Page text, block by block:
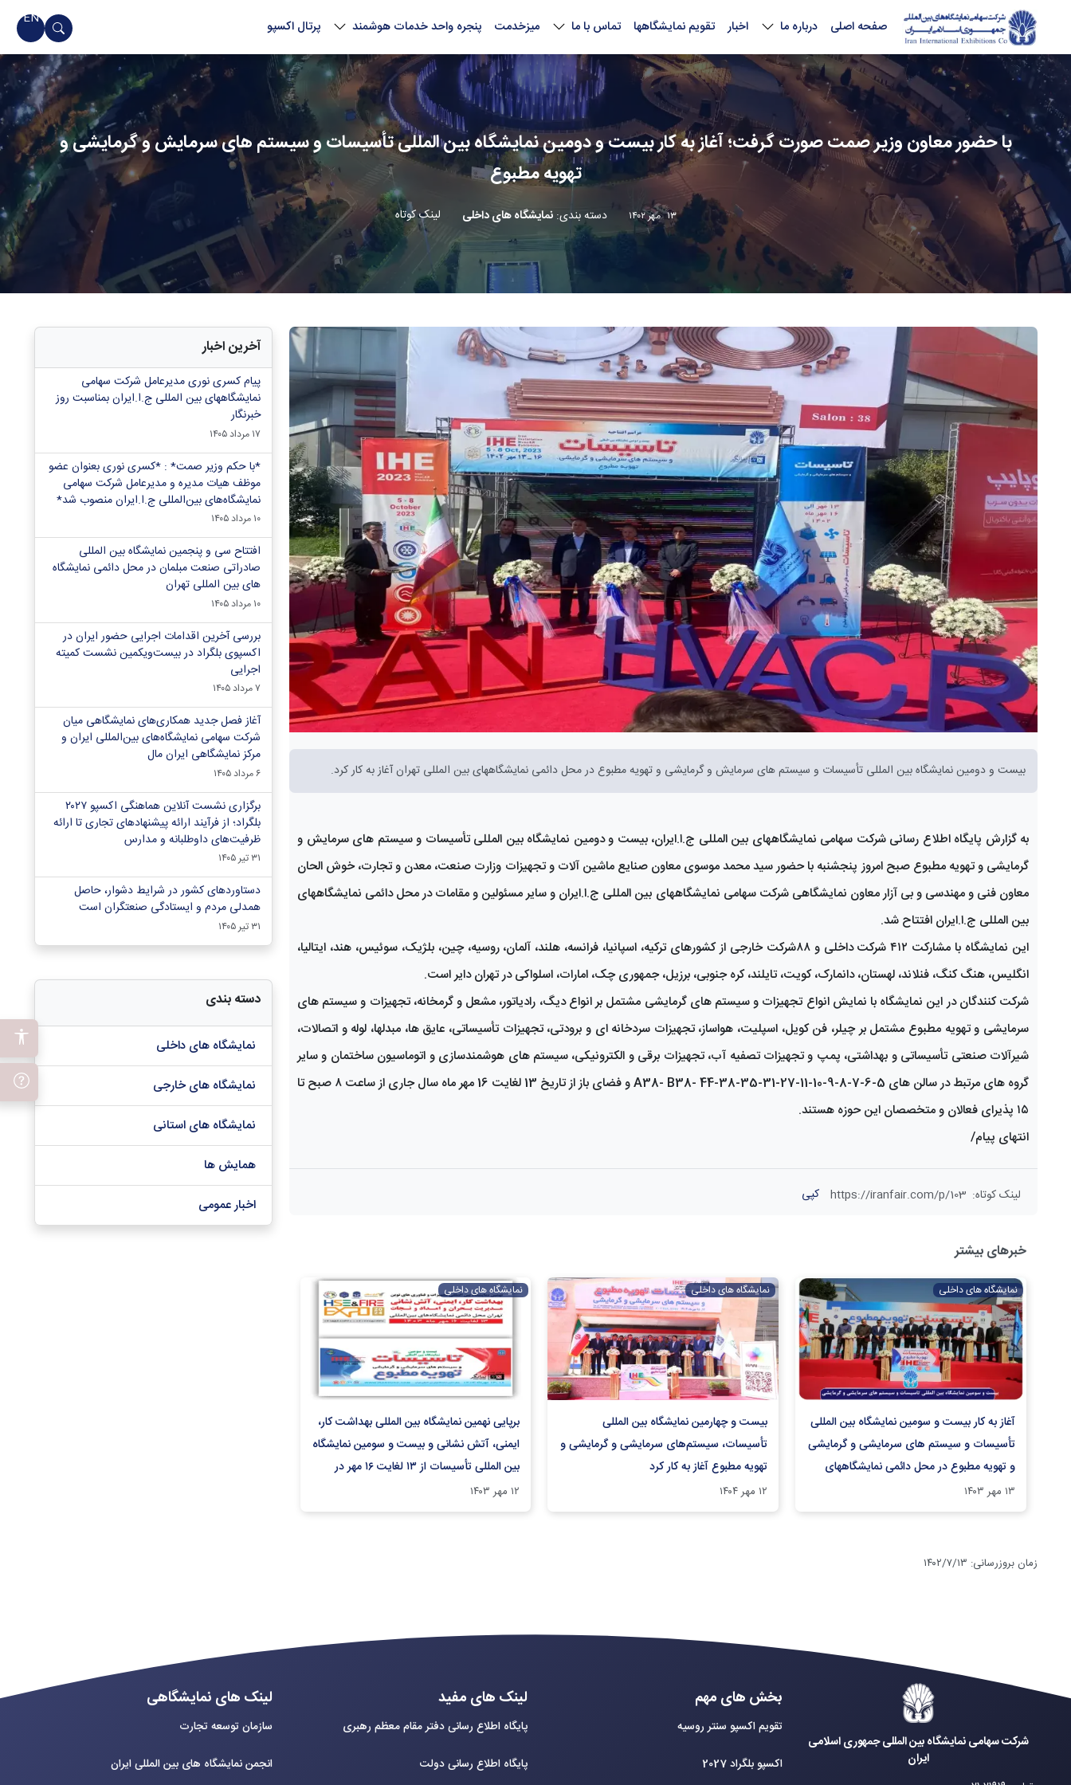
صفحه اصلی درباره ما اخبار تقویم نمایشگاهها تماس با ما میزخدمت پنجره واحد خدمات هوشمند پرتال اکسپو EN
با حضور معاون وزیر صمت صورت گرفت؛ آغاز به کار بیست و دومین نمایشگاه بین المللی تأسیسات و سیستم های سرمایش و گرمایشی و
تهویه مطبوع
۱۳ مهر ۱۴۰۲ دسته بندی: نمایشگاه های داخلی لینک کوتاه
بیست و دومین نمایشگاه بین المللی تأسیسات و سیستم های سرمایش و گرمایشی و تهویه مطبوع در محل دائمی نمایشگاههای بین المللی تهران آغاز به کار کرد.
به گزارش پایگاه اطلاع رسانی شرکت سهامی نمایشگاههای بین المللی ج.ا.ایران، بیست و دومین نمایشگاه بین المللی تأسیسات و سیستم های سرمایش و
گرمایشی و تهویه مطبوع صبح امروز پنجشنبه با حضور سید محمد موسوی معاون صنایع ماشین آلات و تجهیزات وزارت صنعت، معدن و تجارت، خوش الحان
معاون فنی و مهندسی و بی آزار معاون نمایشگاهی شرکت سهامی نمایشگاههای بین المللی ج.ا.ایران و سایر مسئولین و مقامات در محل دائمی نمایشگاههای
بین المللی ج.ا.ایران افتتاح شد.
این نمایشگاه با مشارکت ۴۱۲ شرکت داخلی و ۸۸شرکت خارجی از کشورهای ترکیه، اسپانیا، فرانسه، هلند، آلمان، روسیه، چین، بلژیک، سوئیس، هند، ایتالیا،
انگلیس، هنگ کنگ، فنلاند، لهستان، دانمارک، کویت، تایلند، کره جنوبی، برزیل، جمهوری چک، امارات، اسلواکی در تهران دایر است.
شرکت کنندگان در این نمایشگاه با نمایش انواع تجهیزات و سیستم های گرمایشی مشتمل بر انواع دیگ، رادیاتور، مشعل و گرمخانه، تجهیزات و سیستم های
سرمایشی و تهویه مطبوع مشتمل بر چیلر، فن کویل، اسپلیت، هواساز، تجهیزات سردخانه ای و برودتی، تجهیزات تأسیساتی، عایق ها، مبدلها، لوله و اتصالات،
شیرآلات صنعتی تأسیساتی و بهداشتی، پمپ و تجهیزات تصفیه آب، تجهیزات برقی و الکترونیکی، سیستم های هوشمندسازی و اتوماسیون ساختمان و سایر
گروه های مرتبط در سالن های 5-6-7-8-9-10-11-27-31-35-38-A38- B38- 44 و فضای باز از تاریخ 13 لغایت 16 مهر ماه سال جاری از ساعت ۸ صبح تا
۱۵ پذیرای فعالان و متخصصان این حوزه هستند.
انتهای پیام/
لینک کوتاه:
https://iranfair.com/p/103 کپی
خبرهای بیشتر
نمایشگاه های داخلی
آغاز به کار بیست و سومین نمایشگاه بین المللی
تأسیسات و سیستم های سرمایشی و گرمایشی
و تهویه مطبوع در محل دائمی نمایشگاههای
بین المللی تهران
۱۳ مهر ۱۴۰۳
نمایشگاه های داخلی
بیست و چهارمین نمایشگاه بین المللی
تأسیسات، سیستم‌های سرمایشی و گرمایشی و
تهویه مطبوع آغاز به کار کرد
۱۲ مهر ۱۴۰۴
نمایشگاه های داخلی
برپایی نهمین نمایشگاه بین المللی بهداشت کار،
ایمنی، آتش نشانی و بیست و سومین نمایشگاه
بین المللی تأسیسات از ۱۳ لغایت ۱۶ مهر در
محل دائمی نمایشگاههای بین المللی تهران
۱۲ مهر ۱۴۰۳
آخرین اخبار
پیام کسری نوری مدیرعامل شرکت سهامی
نمایشگاههای بین المللی ج.ا.ایران بمناسبت روز
خبرنگار
۱۷ مرداد ۱۴۰۵
*با حکم وزیر صمت* : *کسری نوری بعنوان عضو
موظف هیات مدیره و مدیرعامل شرکت سهامی
نمایشگاه‌های بین‌المللی ج.ا.ایران منصوب شد*
۱۰ مرداد ۱۴۰۵
افتتاح سی و پنجمین نمایشگاه بین المللی
صادراتی صنعت مبلمان در محل دائمی نمایشگاه
های بین المللی تهران
۱۰ مرداد ۱۴۰۵
بررسی آخرین اقدامات اجرایی حضور ایران در
اکسپوی بلگراد در بیست‌ویکمین نشست کمیته
اجرایی
۷ مرداد ۱۴۰۵
آغاز فصل جدید همکاری‌های نمایشگاهی میان
شرکت سهامی نمایشگاه‌های بین‌المللی ایران و
مرکز نمایشگاهی ایران‌ مال
۶ مرداد ۱۴۰۵
برگزاری نشست آنلاین هماهنگی اکسپو ۲۰۲۷
بلگراد؛ از فرآیند ارائه پیشنهادهای تجاری تا ارائه
ظرفیت‌های داوطلبانه و مدارس
۳۱ تیر ۱۴۰۵
دستاوردهای کشور در شرایط دشوار، حاصل
همدلی مردم و ایستادگی صنعتگران است
۳۱ تیر ۱۴۰۵
دسته بندی
نمایشگاه های داخلی
نمایشگاه های خارجی
نمایشگاه های استانی
همایش ها
اخبار عمومی
زمان بروزرسانی: ۱۴۰۲/۷/۱۳
شرکت سهامی نمایشگاه بین المللی جمهوری اسلامی
ایران
بخش های مهم
تقویم اکسپو سنتر روسیه
اکسپو بلگراد 2027
لینک های مفید
پایگاه اطلاع رسانی دفتر مقام معظم رهبری
پایگاه اطلاع رسانی دولت
لینک های نمایشگاهی
سازمان توسعه تجارت
انجمن نمایشگاه های بین المللی ایران